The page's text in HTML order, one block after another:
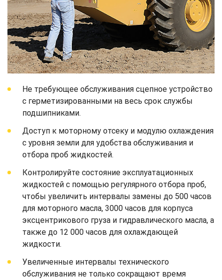
Не требующее обслуживания сцепное устройство
с герметизированными на весь срок службы
подшипниками.
Доступ к моторному отсеку и модулю охлаждения
с уровня земли для удобства обслуживания и
отбора проб жидкостей.
Контролируйте состояние эксплуатационных
жидкостей с помощью регулярного отбора проб,
чтобы увеличить интервалы замены до 500 часов
для моторного масла, 3000 часов для корпуса
эксцентрикового груза и гидравлического масла, а
также до 12 000 часов для охлаждающей
жидкости.
Увеличенные интервалы технического
обслуживания не только сокращают время